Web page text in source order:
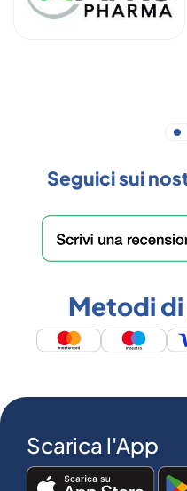
Seguici sui
Metodi
Scarica l'App